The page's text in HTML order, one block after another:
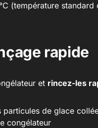
(température standard
rapide
et rincez-les
particules de glace
congélateur